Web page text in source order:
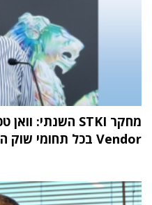
Vendor בכל תחומי שוק ה-IT